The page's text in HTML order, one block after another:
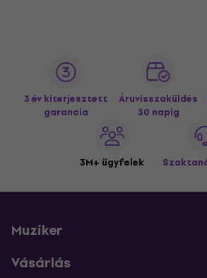
3 év kiterjesztett
garancia
Áruvisszaküldés
30 napig
3M+ ügyfelek
Muziker
Vásárlás